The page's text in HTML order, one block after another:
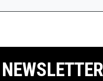
NEWSLETTER